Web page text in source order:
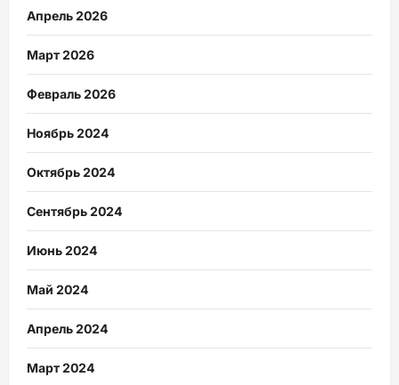
Апрель 2026
Март 2026
Февраль 2026
Ноябрь 2024
Октябрь 2024
Сентябрь 2024
Июнь 2024
Май 2024
Апрель 2024
Март 2024